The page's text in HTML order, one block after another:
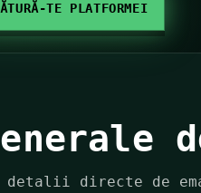
TE PLATFORMEI
detalii directe de